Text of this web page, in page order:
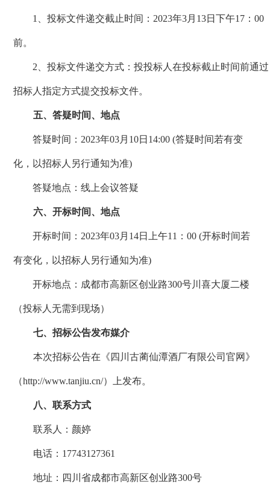
1、投标文件递交截止时间：2023年3月 13日下午17：00
前。
2、投标文件递交方式：投投标人在投标截止时间前通过
招标人指定方式提交投标文件。
五、答疑时间、地点
答疑时间： 2023年03月10日14:00 (答疑时间若有变
化，以招标人另行通知为准)
答疑地点：线上会议答疑
六、开标时间、地点
开标时间： 2023年03月14日上午11：00 (开标时间若
有变化，以招标人另行通知为准)
开标地点：成都市高新区创业路300号川喜大厦二楼
（投标人无需到现场）
七、招标公告发布媒介
本次招标公告在《四川古蔺仙潭酒厂有限公司官网》
（http://www.tanjiu.cn/）上发布。
八、联系方式
联系人：颜婷
电话： 17743127361
地址：四川省成都市高新区创业路300号